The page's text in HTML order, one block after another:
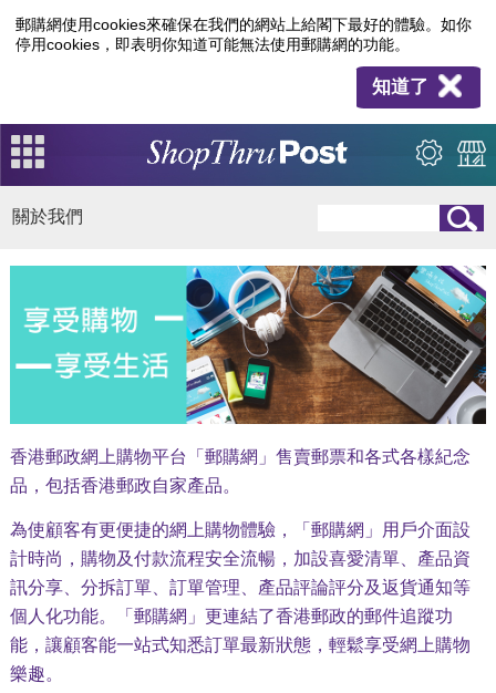
郵購網使用cookies來確保在我們的網站上給閣下最好的體驗。如你
停用cookies，即表明你知道可能無法使用郵購網的功能。
知道了
關於我們
香港郵政網上購物平台「郵購網」售賣郵票和各式各樣紀念
品，包括香港郵政自家產品。
為使顧客有更便捷的網上購物體驗，「郵購網」用戶介面設
計時尚，購物及付款流程安全流暢，加設喜愛清單、產品資
訊分享、分拆訂單、訂單管理、產品評論評分及返貨通知等
個人化功能。「郵購網」更連結了香港郵政的郵件追蹤功
能，讓顧客能一站式知悉訂單最新狀態，輕鬆享受網上購物
樂趣。